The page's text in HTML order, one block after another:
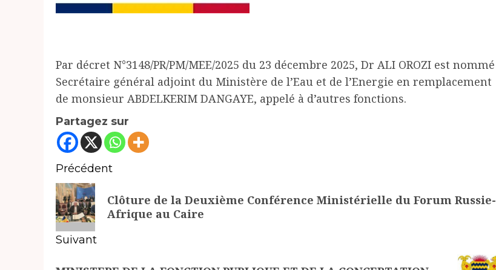
Par décret N°3148/PR/PM/MEE/2025 du 23 décembre 2025, Dr ALI OROZI est nommé
Secrétaire général adjoint du Ministère de l’Eau et de l’Energie en remplacement
de monsieur ABDELKERIM DANGAYE, appelé à d’autres fonctions.
Partagez sur
Navigation
d’article
Précédent
Article
précédent:
Clôture de la Deuxième Conférence Ministérielle du Forum Russie-
Afrique au Caire
Suivant